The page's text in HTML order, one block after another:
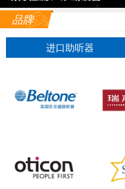
品牌
进口助听器